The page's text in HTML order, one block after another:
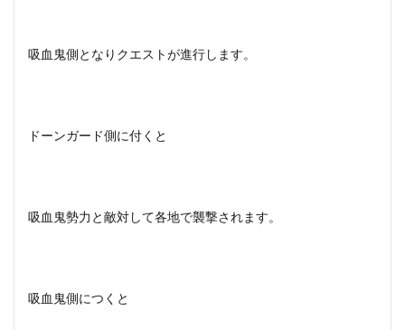
吸血鬼側となりクエストが進行します。
ドーンガード側に付くと
吸血鬼勢力と敵対して各地で襲撃されます。
吸血鬼側につくと